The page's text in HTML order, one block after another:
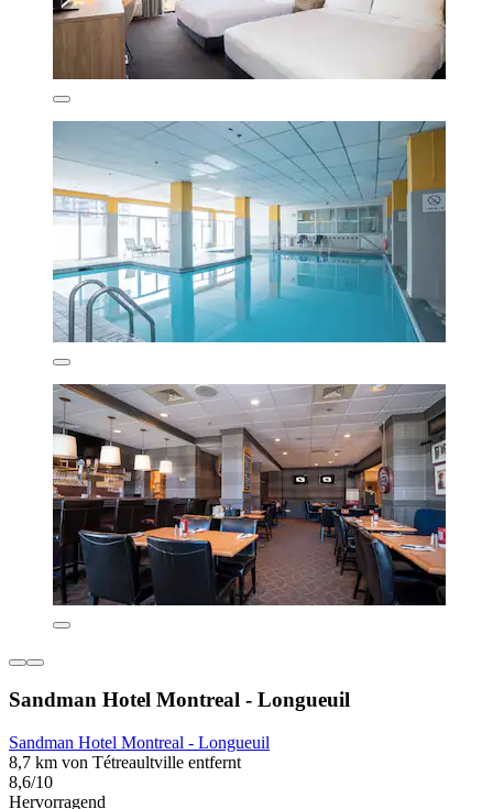
Sandman Hotel Montreal - Longueuil
Sandman Hotel Montreal - Longueuil
8,7 km von Tétreaultville entfernt
8,6/10
Hervorragend